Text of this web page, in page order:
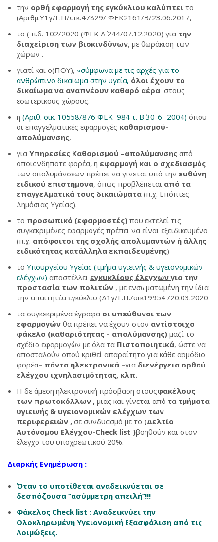
την ορθή εφαρμογή της εγκύκλιου καλύπτει το
(Αριθμ.Υ1γ/Γ.Π/οικ.47829/ ΦΕΚ2161/Β/23.06.2017,
το ( π.δ. 102/2020 (ΦΕΚ Α΄ 244/07.12.2020) για την
διαχείριση των βιοκινδύνων, με θωράκιση των
χώρων .
γιατί και ο(ΠΟΥ), «σύμφωνα με τις αρχές για το
ανθρώπινο δικαίωμα στην υγεία, όλοι έχουν το
δικαίωμα να αναπνέουν καθαρό αέρα στους
εσωτερικούς χώρους.
η (Αριθ. οικ. 10558/876 ΦΕΚ 984 τ. Β΄ 30-6- 2004) όπου
οι επαγγελματικές εφαρμογές καθαρισμού-
απολύμανσης,
για Υπηρεσίες Καθαρισμού –απολύμανσης από
οποιονδήποτε φορέα, η εφαρμογή και ο σχεδιασμός
των απολυμάνσεων πρέπει να γίνεται υπό την ευθύνη
ειδικού επιστήμονα, όπως προβλέπεται από τα
επαγγελματικά τους δικαιώματα (π.χ. Επόπτες
Δημόσιας Υγείας).
το προσωπικό (εφαρμοστές) που εκτελεί τις
συγκεκριμένες εφαρμογές πρέπει να είναι εξειδικευμένο
(π.χ. απόφοιτοι της σχολής απολυμαντών ή άλλης
ειδικότητας κατάλληλα εκπαιδευμένης)
το Υπουργείου Υγείας (τμήμα υγιεινής & υγειονομικών
ελέγχων) αποστέλλει εγκυκλίους έλεγχωνγια την
προστασία των πολιτών , με ενσωματωμένη την ίδια
την απαιτητέα εγκύκλιο (Δ1γ/Γ.Π./οικ19954 /20.03.2020
τα συγκεκριμένα έγραφα οι υπεύθυνοι των
εφαρμογών θα πρέπει να έχουν στον αντίστοιχο
φάκελο (καθαριότητας – απολύμανσης) μαζί το
σχέδιο εφαρμογών με όλα τα Πιστοποιητικά, ώστε να
αποσταλούν οπού κριθεί απαραίτητο για κάθε αρμόδιο
φορέα– πάντα ηλεκτρονικά –για διενέργεια ορθού
ελέγχου ιχνηλασιμότητας, κλπ.
Η δε άμεση ηλεκτρονική πρόσβαση στουςφακέλους
των πρωτοκόλλων , μιας και γίνεται από τα τμήματα
υγιεινής & υγειονομικών ελέγχων των
περιφερειών , σε συνδυασμό με το (Δελτίο
Αυτόνομου Ελέγχου-Check list )βοηθούν και στον
έλεγχο του υποχρεωτικού 20%.
Διαρκής Ενημέρωση :
Όταν το υποτίθεται αναδεικνύεται σε
δεσπόζουσα ‘’ασύμμετρη απειλή’’!!!
Φάκελος Check list : Αναδεικνύει την
Ολοκληρωμένη Υγειονομική Εξασφάλιση από τις
Λοιμώξεις.